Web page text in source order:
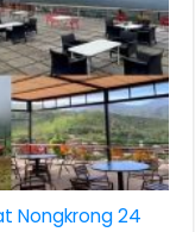
Nongkrong 24